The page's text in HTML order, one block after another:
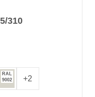
310
RAL
9002
+2